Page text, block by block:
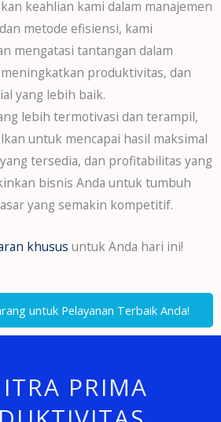
keahlian kami dalam manajemen
metode efisiensi, kami
mengatasi tantangan dalam
produktivitas, dan
yang lebih baik.
lebih termotivasi dan terampil,
untuk mencapai hasil maksimal
tersedia, dan profitabilitas yang
bisnis Anda untuk tumbuh
yang semakin kompetitif.
khusus untuk Anda hari ini!
untuk Pelayanan Terbaik Anda!
PRIMA